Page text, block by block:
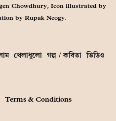
Chowdhury, Icon illustrated by
by Rupak Neogy.
খেলাধুলো গল্প / কবিতা ভিডিও
Terms & Conditions